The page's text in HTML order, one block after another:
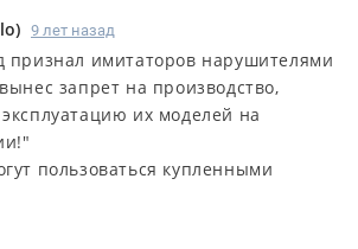
) 9 лет назад
признал имитаторов нарушителями
запрет на производство,
их моделей на
пользоваться купленными